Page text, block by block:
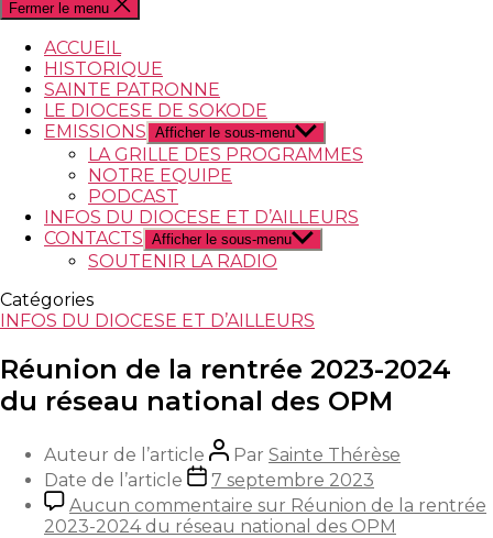
Fermer le menu
ACCUEIL
HISTORIQUE
SAINTE PATRONNE
LE DIOCESE DE SOKODE
EMISSIONS Afficher le sous-menu
LA GRILLE DES PROGRAMMES
NOTRE EQUIPE
PODCAST
INFOS DU DIOCESE ET D’AILLEURS
CONTACTS Afficher le sous-menu
SOUTENIR LA RADIO
Catégories
INFOS DU DIOCESE ET D’AILLEURS
Réunion de la rentrée 2023-2024
du réseau national des OPM
Auteur de l’article Par Sainte Thérèse
Date de l’article
7 septembre 2023
Aucun commentaire sur Réunion de la rentrée
2023-2024 du réseau national des OPM